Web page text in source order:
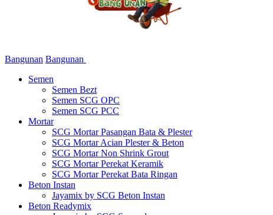
Bangunan Bangunan
Semen
Semen Bezt
Semen SCG OPC
Semen SCG PCC
Mortar
SCG Mortar Pasangan Bata & Plester
SCG Mortar Acian Plester & Beton
SCG Mortar Non Shrink Grout
SCG Mortar Perekat Keramik
SCG Mortar Perekat Bata Ringan
Beton Instan
Jayamix by SCG Beton Instan
Beton Readymix